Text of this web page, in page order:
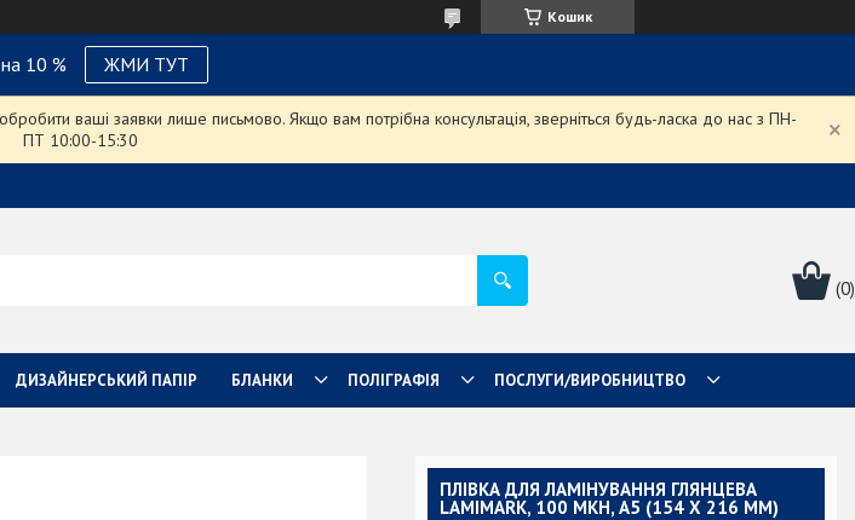
Кошик
10 % ЖМИ ТУТ
ваші заявки лише письмово. Якщо вам потрібна консультація, зверніться будь-ласка до нас з ПН-
ПТ 10:00-15:30
ДИЗАЙНЕРСЬКИЙ ПАПІР БЛАНКИ ПОЛІГРАФІЯ ПОСЛУГИ/ВИРОБНИЦТВО
ПЛІВКА ДЛЯ ЛАМІНУВАННЯ ГЛЯНЦЕВА
LAMIMARK, 100 МКН, A5 (154 Х 216 ММ)